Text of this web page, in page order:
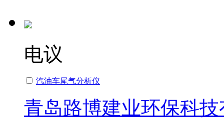
电议
汽油车尾气分析仪
青岛路博建业环保科